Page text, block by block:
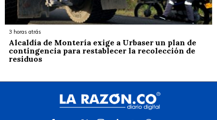
3 horas atrás
Alcaldía de Montería exige a Urbaser un plan de
contingencia para restablecer la recolección de
residuos